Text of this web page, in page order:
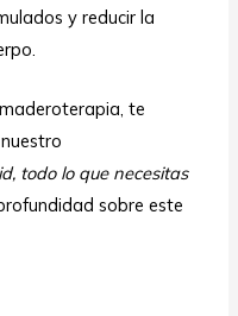
y reducir la
te
todo lo que necesitas
sobre este